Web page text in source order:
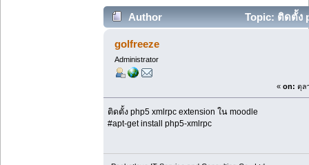
Author
Topic: ติดตั้ง
times)
golfreeze
Administrator
« on: ตุล
ติดตั้ง php5 xmlrpc extension ใน moodle
#apt-get install php5-xmlrpc